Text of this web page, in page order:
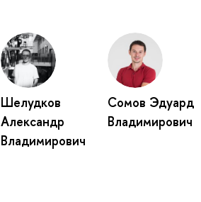
Шелудков
Александр
Владимирович
Сомов Эдуард
Владимирович